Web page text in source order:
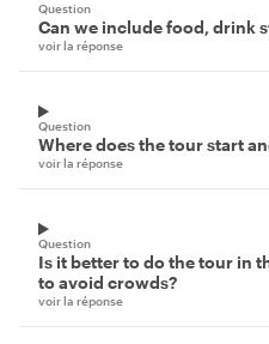
Question
Can we include food, drink
voir la réponse
Question
Where does the tour start
voir la réponse
Question
Is it better to do the tour in
to avoid crowds?
voir la réponse